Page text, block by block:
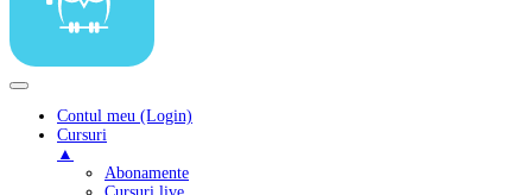
Contul meu (Login)
Cursuri
▲
Abonamente